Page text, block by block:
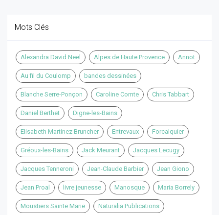
Mots Clés
Alexandra David Neel Alpes de Haute Provence Annot
Au fil du Coulomp bandes dessinées
Blanche Serre-Ponçon Caroline Comte Chris Tabbart
Daniel Berthet Digne-les-Bains
Elisabeth Martinez Bruncher Entrevaux Forcalquier
Gréoux-les-Bains Jack Meurant Jacques Lecugy
Jacques Tenneroni Jean-Claude Barbier Jean Giono
Jean Proal livre jeunesse Manosque Maria Borrely
Moustiers Sainte Marie Naturalia Publications